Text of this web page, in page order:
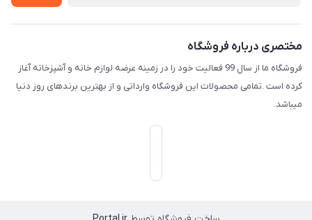
مختصری درباره فروشگاه
فروشگاه ما از سال 99 فعالیت خود را در زمینه عرضه لوازم خانه و آشپزخانه آغاز
کرده است .تمامی محصولات این فروشگاه وارداتی و از بهترین برندهای روز دنیا
میباشد.